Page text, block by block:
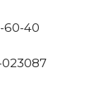
60-40
023087